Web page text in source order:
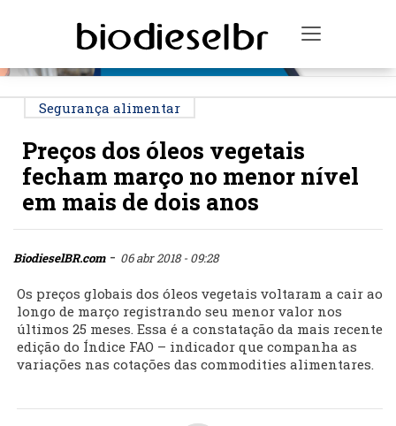
Toggle
Segurança alimentar
Preços dos óleos vegetais
fecham março no menor nível
em mais de dois anos
BiodieselBR.com- 06 abr 2018 - 09:28
Os preços globais dos óleos vegetais voltaram a cair ao
longo de março registrando seu menor valor nos
últimos 25 meses. Essa é a constatação da mais recente
edição do Índice FAO – indicador que companha as
variações nas cotações das commodities alimentares.